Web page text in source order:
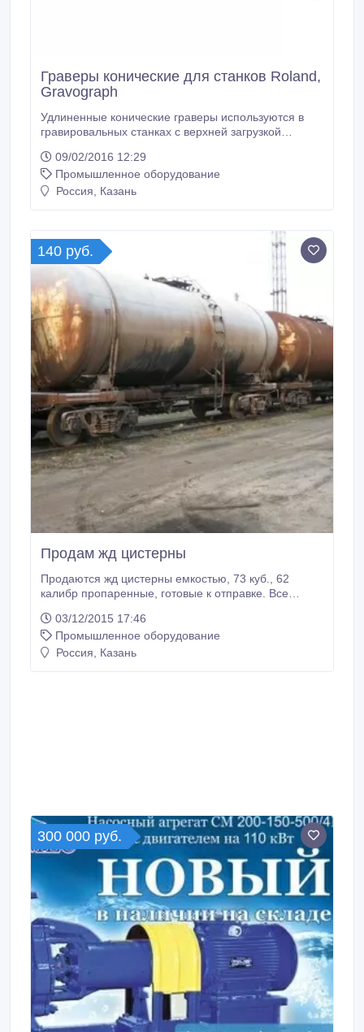
Граверы конические для станков Roland,
Gravograph
Удлиненные конические граверы используются в
гравировальных станках с верхней загрузкой
Roland. Высококачественные граверы изготовлены
на 5-осевом заточном станке с CNC управлением
WALTER HELITRONIC, что обеспечивает высокую
09/02/2016 12:29
Промышленное оборудование
Россия, Казань
140 руб.
Продам жд цистерны
Продаются жд цистерны емкостью, 73 куб., 62
калибр пропаренные, готовые к отправке. Все
03/12/2015 17:46
Промышленное оборудование
Россия, Казань
300 000 руб.